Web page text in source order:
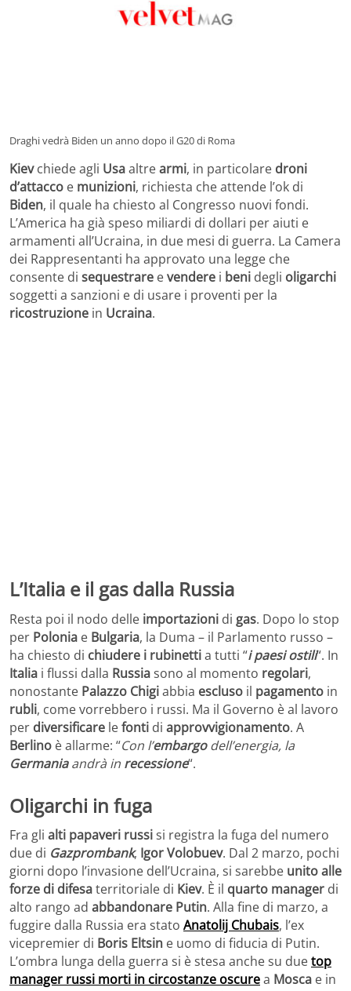
Draghi vedrà Biden un anno dopo il G20 di Roma
Kievchiede agli Usaaltrearmi, in particolare droni
d’attacco e munizioni, richiesta che attende l’ok di
Biden, il quale ha chiesto al Congresso nuovi fondi.
L’America ha già speso miliardi di dollari per aiuti e
armamenti all’Ucraina, in due mesi di guerra. La Camera
dei Rappresentanti ha approvato una legge che
consente di sequestrare evendere i beni degli oligarchi
soggetti a sanzioni e di usare i proventi per la
ricostruzione in Ucraina.
L’Italia e il gas dalla Russia
Resta poi il nodo delle importazioni di gas. Dopo lo stop
per Polonia e Bulgaria, la Duma – il Parlamento russo –
ha chiesto di chiudere i rubinettia tutti “i paesi ostili“. In
Italia i flussi dalla Russiasono al momento regolari,
nonostante Palazzo Chigiabbia escluso il pagamento in
rubli, come vorrebbero i russi. Ma il Governo è al lavoro
per diversificare lefonti di approvvigionamento. A
Berlino è allarme: “Con l’embargodell’energia, la
Germaniaandrà in recessione“.
Oligarchi in fuga
Fra gli alti papaveri russisi registra la fuga del numero
due di Gazprombank, Igor Volobuev. Dal 2 marzo, pochi
giorni dopo l’invasione dell’Ucraina, si sarebbe unito alle
forze di difesaterritoriale di Kiev. È il quarto manager di
alto rango ad abbandonare Putin. Alla fine di marzo, a
fuggire dalla Russia era stato Anatolij Chubais, l’ex
vicepremier di Boris Eltsin e uomo di fiducia di Putin.
L’ombra lunga della guerra si è stesa anche su duetop
manager russi morti in circostanze oscurea Mosca e in